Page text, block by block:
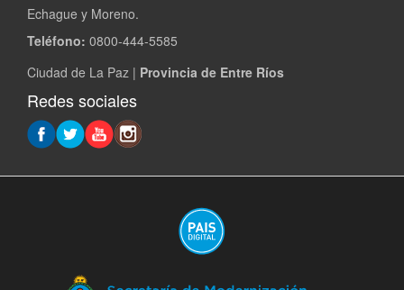
Echague y Moreno.
Teléfono: 0800-444-5585
Ciudad de La Paz | Provincia de Entre Ríos
Redes sociales